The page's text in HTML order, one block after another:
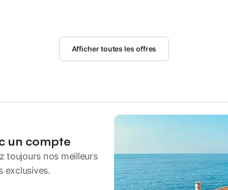
Afficher toutes les offres
un compte
toujours nos meilleurs
exclusives.